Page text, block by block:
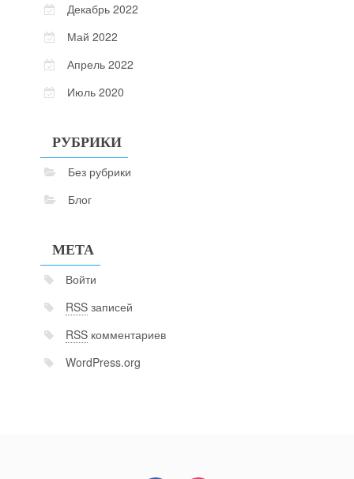
Декабрь 2022
Май 2022
Апрель 2022
Июль 2020
РУБРИКИ
Без рубрики
Блог
МЕТА
Войти
RSS записей
RSS комментариев
WordPress.org